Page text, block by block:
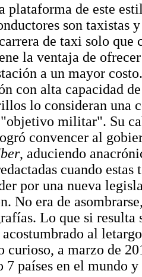
plataforma de este
son taxistas
de taxi solo que
la ventaja de
a un mayor
con alta capacidad
lo consideran una
militar". Su
convencer al
, aduciendo
cuando
por una nueva
No era de
Lo que si
al
curioso, a marzo de
7 países en el mundo